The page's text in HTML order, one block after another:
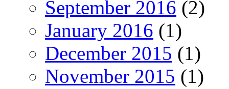
September 2016 (2)
January 2016 (1)
December 2015 (1)
November 2015 (1)